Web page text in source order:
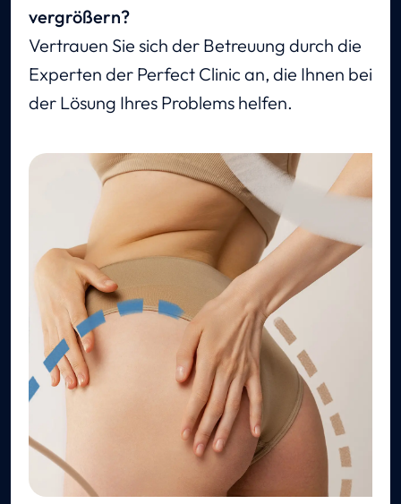
vergrößern?
Vertrauen Sie sich der Betreuung durch die
Experten der Perfect Clinic an, die Ihnen bei
der Lösung Ihres Problems helfen.